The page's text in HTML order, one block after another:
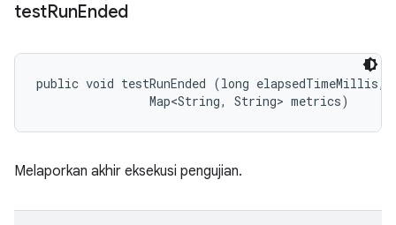
testRunEnded
public void testRunEnded (long elapsedTimeMillis,
                Map<String, String> metrics)
Melaporkan akhir eksekusi pengujian.